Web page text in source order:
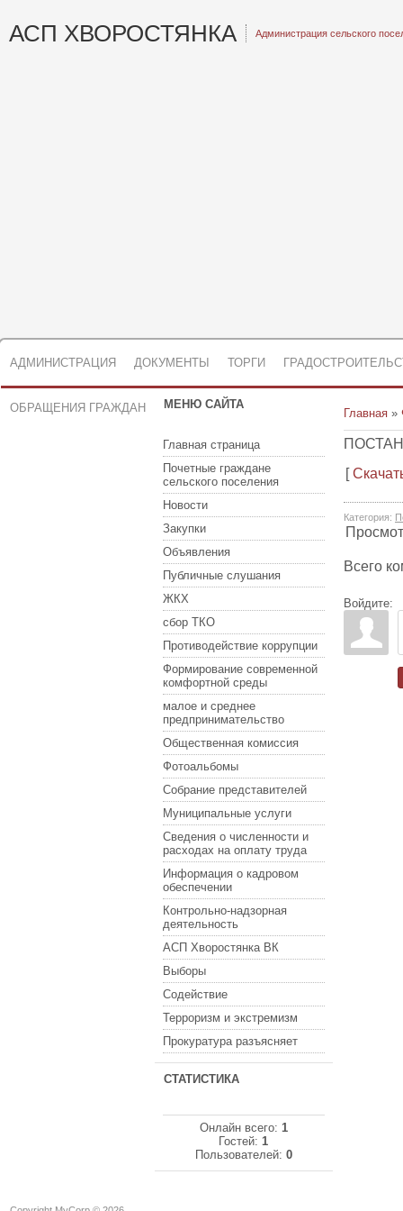
АСП ХВОРОСТЯНКА Администрация сельского
АДМИНИСТРАЦИЯ ДОКУМЕНТЫ ТОРГИ
ОБРАЩЕНИЯ ГРАЖДАН МЕНЮ САЙТА
Главная страница
Почетные граждане
сельского поселения
Новости
Закупки
Объявления
Публичные слушания
ЖКХ
сбор ТКО
Противодействие коррупции
Формирование современной
комфортной среды
малое и среднее
предпринимательство
Общественная комиссия
Фотоальбомы
Собрание представителей
Муниципальные услуги
Сведения о численности и
расходах на оплату труда
Информация о кадровом
обеспечении
Контрольно-надзорная
деятельность
АСП Хворостянка ВК
Выборы
Содействие
Терроризм и экстремизм
Прокуратура разъясняет
СТАТИСТИКА
Онлайн всего: 1
Гостей:1
Пользователей: 0
Главная »
[
Категория:
Всего
Войдите: